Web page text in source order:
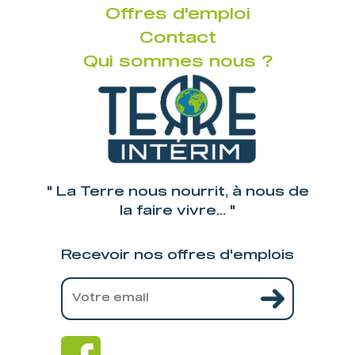
Offres d'emploi
Contact
Qui sommes nous ?
" La Terre nous nourrit, à nous de
la faire vivre... "
Recevoir nos offres d'emplois